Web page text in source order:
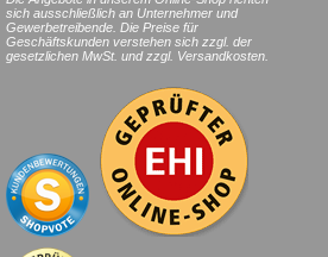
sich ausschließlich an Unternehmer und
Gewerbetreibende. Die Preise für
Geschäftskunden verstehen sich zzgl. der
gesetzlichen MwSt. und zzgl. Versandkosten.